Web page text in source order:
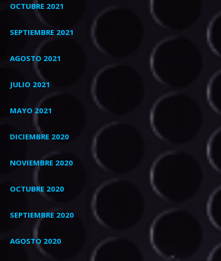
OCTUBRE 2021
SEPTIEMBRE 2021
AGOSTO 2021
JULIO 2021
MAYO 2021
DICIEMBRE 2020
NOVIEMBRE 2020
OCTUBRE 2020
SEPTIEMBRE 2020
AGOSTO 2020